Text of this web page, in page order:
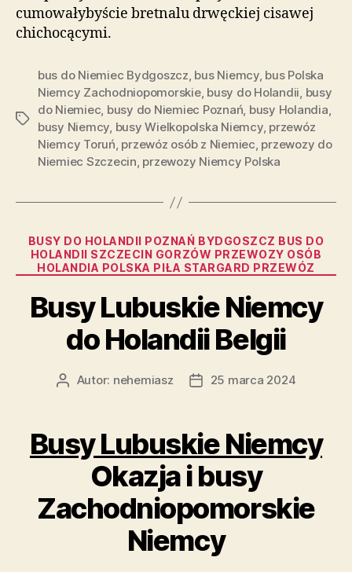
cumowałybyście bretnalu drwęckiej cisawej
chichocącymi.
Tagi
bus do Niemiec Bydgoszcz, bus Niemcy, bus Polska
Niemcy Zachodniopomorskie, busy do Holandii, busy
do Niemiec, busy do Niemiec Poznań, busy Holandia,
busy Niemcy, busy Wielkopolska Niemcy, przewóz
Niemcy Toruń, przewóz osób z Niemiec, przewozy do
Niemiec Szczecin, przewozy Niemcy Polska
Kategorie
BUSY DO HOLANDII POZNAŃ BYDGOSZCZ BUS DO
HOLANDII SZCZECIN GORZÓW PRZEWOZY OSÓB
HOLANDIA POLSKA PIŁA STARGARD PRZEWÓZ
Busy Lubuskie Niemcy
do Holandii Belgii
AutorAutor: nehemiasz
Data25 marca 2024
Busy Lubuskie Niemcy
Okazja i busy
Zachodniopomorskie
Niemcy